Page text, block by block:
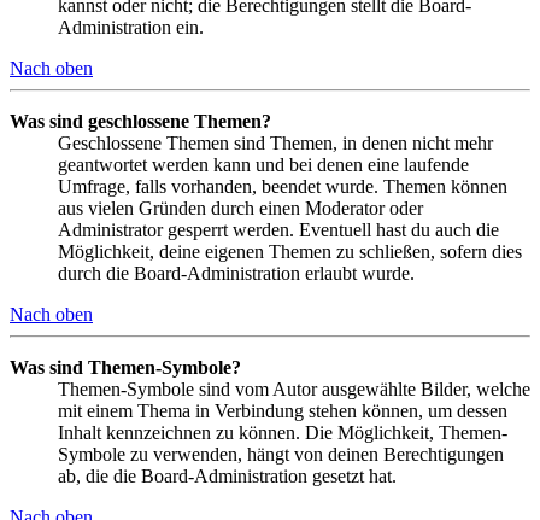
kannst oder nicht; die Berechtigungen stellt die Board-
Administration ein.
Nach oben
Was sind geschlossene Themen?
Geschlossene Themen sind Themen, in denen nicht mehr
geantwortet werden kann und bei denen eine laufende
Umfrage, falls vorhanden, beendet wurde. Themen können
aus vielen Gründen durch einen Moderator oder
Administrator gesperrt werden. Eventuell hast du auch die
Möglichkeit, deine eigenen Themen zu schließen, sofern dies
durch die Board-Administration erlaubt wurde.
Nach oben
Was sind Themen-Symbole?
Themen-Symbole sind vom Autor ausgewählte Bilder, welche
mit einem Thema in Verbindung stehen können, um dessen
Inhalt kennzeichnen zu können. Die Möglichkeit, Themen-
Symbole zu verwenden, hängt von deinen Berechtigungen
ab, die die Board-Administration gesetzt hat.